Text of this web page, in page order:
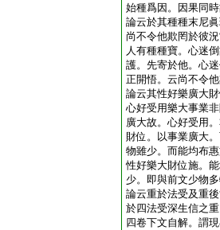
始種爲因。因果同
論云於其種種末尼
尚不令他欺罔於彼
人有種種寶。心迷
護。先寄於他。心
正開悟。云尚不令
論云其性好樂廣大
心好受用樂大事業
廣大故。心好受用
財位。以事業廣大
物雖少。而能均布
性好樂大財位施。
少。即與前文少物
論云重於法受及重
於四法受深生信之
四卷下文自解。謂